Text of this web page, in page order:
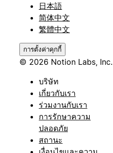
日本語
简体中文
繁體中文
การตั้งค่าคุกกี้
© 2026 Notion Labs, Inc.
บริษัท
เกี่ยวกับเรา
ร่วมงานกับเรา
การรักษาความ
ปลอดภัย
สถานะ